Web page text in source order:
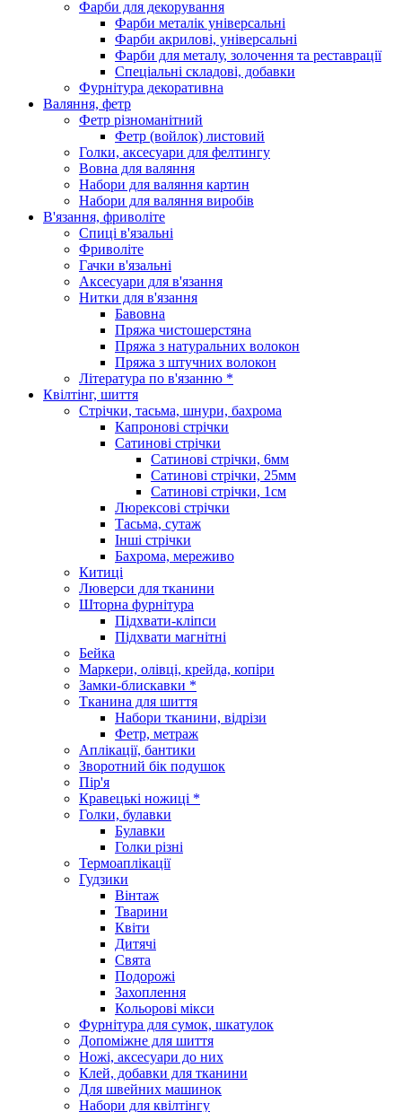
Фарби для декорування
Фарби металік універсальні
Фарби акрилові, універсальні
Фарби для металу, золочення та реставрації
Спеціальні складові, добавки
Фурнітура декоративна
Валяння, фетр
Фетр різноманітний
Фетр (войлок) листовий
Голки, аксесуари для фелтингу
Вовна для валяння
Набори для валяння картин
Набори для валяння виробів
В'язання, фриволіте
Спиці в'язальні
Фриволіте
Гачки в'язальні
Аксесуари для в'язання
Нитки для в'язання
Бавовна
Пряжа чистошерстяна
Пряжа з натуральних волокон
Пряжа з штучних волокон
Література по в'язанню *
Квілтінг, шиття
Стрічки, тасьма, шнури, бахрома
Капронові стрічки
Сатинові стрічки
Сатинові стрічки, 6мм
Сатинові стрічки, 25мм
Сатинові стрічки, 1см
Люрексові стрічки
Тасьма, сутаж
Інші стрічки
Бахрома, мереживо
Китиці
Люверси для тканини
Шторна фурнітура
Підхвати-кліпси
Підхвати магнітні
Бейка
Маркери, олівці, крейда, копіри
Замки-блискавки *
Тканина для шиття
Набори тканини, відрізи
Фетр, метраж
Аплікації, бантики
Зворотний бік подушок
Пір'я
Кравецькі ножиці *
Голки, булавки
Булавки
Голки різні
Термоаплікації
Гудзики
Вінтаж
Тварини
Квіти
Дитячі
Свята
Подорожі
Захоплення
Кольорові мікси
Фурнітура для сумок, шкатулок
Допоміжне для шиття
Ножі, аксесуари до них
Клей, добавки для тканини
Для швейних машинок
Набори для квілтінгу